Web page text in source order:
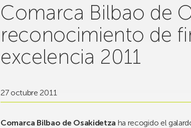
Comarca Bilbao de
reconocimiento de
excelencia 2011
27 octubre 2011
Comarca Bilbao de Osakidetza ha recogido el